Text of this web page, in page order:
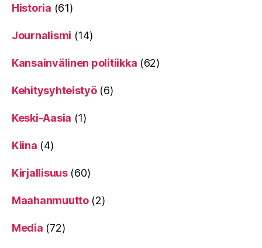
Historia (61)
Journalismi (14)
Kansainvälinen politiikka (62)
Kehitysyhteistyö(6)
Keski-Aasia (1)
Kiina (4)
Kirjallisuus(60)
Maahanmuutto(2)
Media (72)